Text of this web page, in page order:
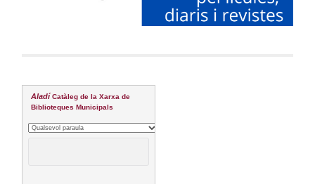
Aladí Catàleg de la Xarxa de
Biblioteques Municipals